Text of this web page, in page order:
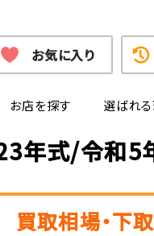
お店を探す 選ばれ
お気に入り
年式/令和5
買取相場・下